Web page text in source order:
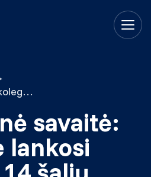
Tarptautinė savaitė: kolegijoje lankosi svečiai iš 14 šalių
savaitė:
lankosi